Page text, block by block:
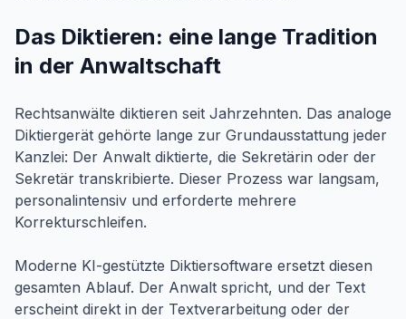
Das Diktieren: eine lange Tradition
in der Anwaltschaft
Rechtsanwälte diktieren seit Jahrzehnten. Das analoge
Diktiergerät gehörte lange zur Grundausstattung jeder
Kanzlei: Der Anwalt diktierte, die Sekretärin oder der
Sekretär transkribierte. Dieser Prozess war langsam,
personalintensiv und erforderte mehrere
Korrekturschleifen.
Moderne KI-gestützte Diktiersoftware ersetzt diesen
gesamten Ablauf. Der Anwalt spricht, und der Text
erscheint direkt in der Textverarbeitung oder der